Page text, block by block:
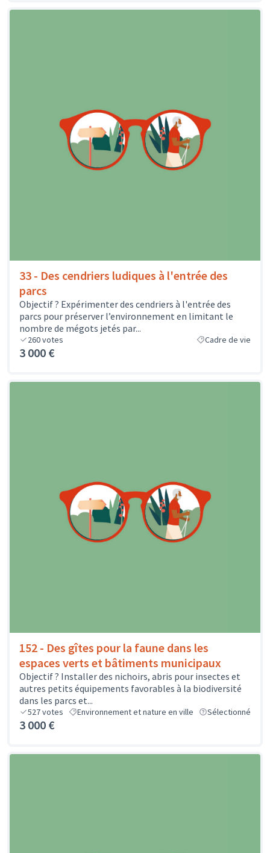
33 - Des cendriers ludiques à l'entrée des
parcs
Objectif ? Expérimenter des cendriers à l'entrée des
parcs pour préserver l’environnement en limitant le
nombre de mégots jetés par...
260votes Cadre de vie
3 000 €
152 - Des gîtes pour la faune dans les
espaces verts et bâtiments municipaux
Objectif ? Installer des nichoirs, abris pour insectes et
autres petits équipements favorables à la biodiversité
dans les parcs et...
527votes Environnement et nature en ville Sélectionné
3 000 €